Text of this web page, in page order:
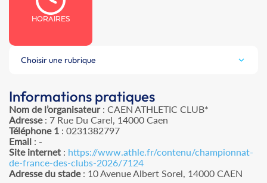
HORAIRES
Choisir une rubrique
Informations pratiques
Nom de l’organisateur: CAEN ATHLETIC CLUB*
Adresse: 7 Rue Du Carel, 14000 Caen
Téléphone 1 : 0231382797
Email : -
Site internet : https://www.athle.fr/contenu/championnat-
de-france-des-clubs-2026/7124
Adresse du stade: 10 Avenue Albert Sorel, 14000 CAEN